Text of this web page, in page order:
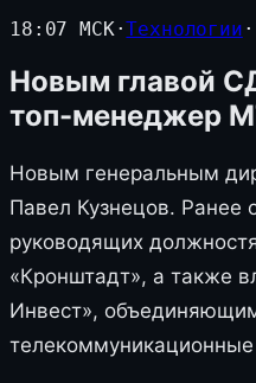
18:07 МСК·Технологии ·
Новым главой
топ-менеджер
Новым генеральным
Павел Кузнецов. Ранее
руководящих
«Кронштадт», а также
Инвест»,